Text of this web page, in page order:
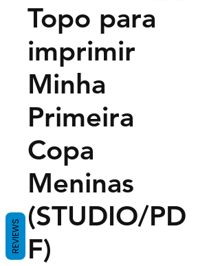
Topo para
imprimir
Minha
Primeira
Copa
Meninas
(STUDIO/PD
F)
REVIEWS